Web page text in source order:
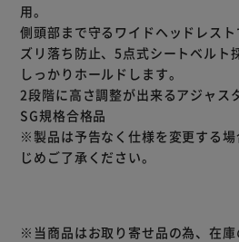
用。
側頭部まで守るワイドヘッドレスト
ズリ落ち防止、5点式シートベルト
しっかりホールドします。
2段階に高さ調整が出来るアジャス
SG規格合格品
※製品は予告なく仕様を変更する
じめご了承ください。
※当商品はお取り寄せ品の為、在